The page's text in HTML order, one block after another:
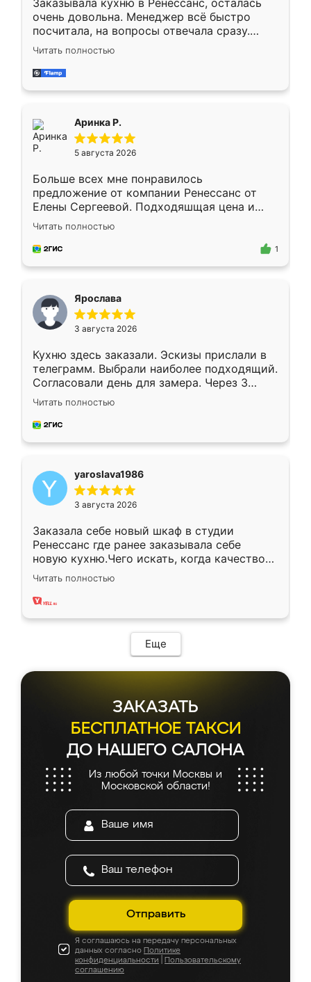
Заказывала кухню в Ренессанс, осталась
очень довольна. Менеджер всё быстро
посчитала, на вопросы отвечала сразу.
Замерщик приехал в субботу, подошёл к
делу со всей ответственностью. Собрали
за день, ребята работали аккуратно, даже
Читать полностью
Аринка Р.
5 августа 2026
Больше всех мне понравилось
предложение от компании Ренессанс от
Елены Сергеевой. Подходяшщая цена и
короткие сроки изготовления. Приехавший
для замера сотрудник Владислав
предложил по моему эскизу самый
Читать полностью
1
Ярослава
3 августа 2026
Кухню здесь заказали. Эскизы прислали в
телеграмм. Выбрали наиболее подходящий.
Согласовали день для замера. Через 3
недели кухня была уже готова. Остались
довольны работой. Спасибо Ренессанс
мебель за качественную работу!
Читать полностью
yaroslava1986
3 августа 2026
Заказала себе новый шкаф в студии
Ренессанс где ранее заказывала себе
новую кухню.Чего искать, когда качеством
вполне довольна. Служит кухня уже почти
два года, нареканий нет.
Читать полностью
Еще
ЗАКАЗАТЬ
БЕСПЛАТНОЕ ТАКСИ
ДО НАШЕГО САЛОНА
Из любой точки Москвы и
Московской области!
Отправить
Я соглашаюсь на передачу персональных
данных согласно Политике
конфиденциальности
Пользовательскому
соглашению